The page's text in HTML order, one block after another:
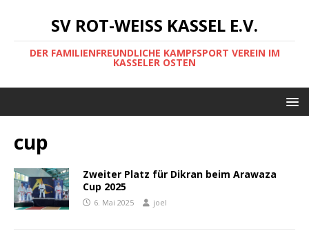
SV ROT-WEISS KASSEL E.V.
DER FAMILIENFREUNDLICHE KAMPFSPORT VEREIN IM
KASSELER OSTEN
cup
Zweiter Platz für Dikran beim Arawaza
Cup 2025
6. Mai 2025 joel